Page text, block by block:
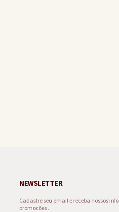
NEWSLETTER
Cadastre seu email e receba nossos
promocões .